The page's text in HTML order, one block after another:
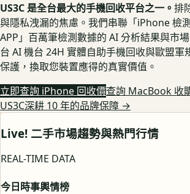
US3C 是全台最大的手機回收平台之一。 排
與隱私洩漏的焦慮。我們串聯「iPhone 檢
APP」百萬筆檢測數據的 AI 分析結果與市
台 AI 機台 24H 實體自助手機回收與歐盟軍
保護，換取您裝置應得的真實價值。
立即查詢 iPhone 回收價查詢 MacBook 收
US3C深耕 10 年的品牌保障 →
Live! 二手市場趨勢與熱門行情
REAL-TIME DATA
今日時事輿情榜